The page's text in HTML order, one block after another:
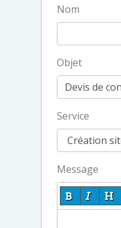
Nom
Objet
Service
Message